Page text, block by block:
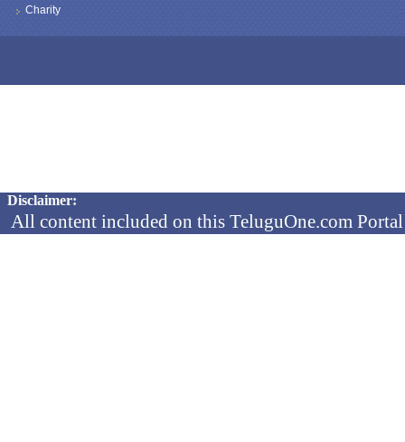
Charity
Disclaimer:
All content included on this TeluguOne.com